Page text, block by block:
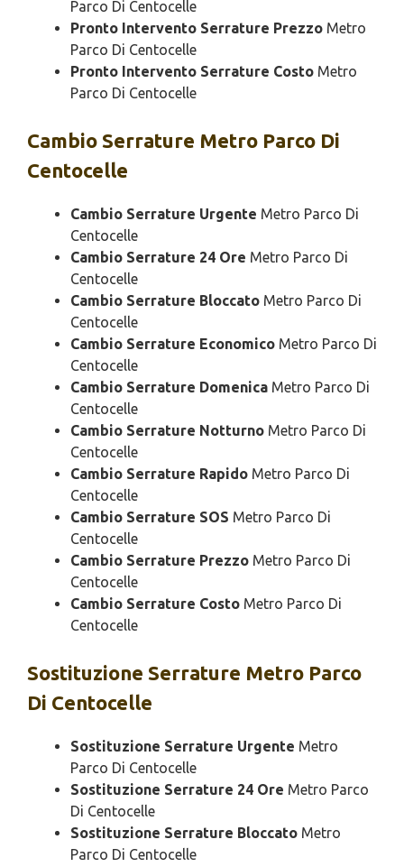
Parco Di Centocelle
Pronto Intervento Serrature Prezzo Metro
Parco Di Centocelle
Pronto Intervento Serrature Costo Metro
Parco Di Centocelle
Cambio Serrature Metro Parco Di
Centocelle
Cambio Serrature Urgente Metro Parco Di
Centocelle
Cambio Serrature 24 Ore Metro Parco Di
Centocelle
Cambio Serrature Bloccato Metro Parco Di
Centocelle
Cambio Serrature Economico Metro Parco Di
Centocelle
Cambio Serrature Domenica Metro Parco Di
Centocelle
Cambio Serrature Notturno Metro Parco Di
Centocelle
Cambio Serrature Rapido Metro Parco Di
Centocelle
Cambio Serrature SOS Metro Parco Di
Centocelle
Cambio Serrature Prezzo Metro Parco Di
Centocelle
Cambio Serrature Costo Metro Parco Di
Centocelle
Sostituzione Serrature Metro Parco
Di Centocelle
Sostituzione Serrature Urgente Metro
Parco Di Centocelle
Sostituzione Serrature 24 Ore Metro Parco
Di Centocelle
Sostituzione Serrature Bloccato Metro
Parco Di Centocelle